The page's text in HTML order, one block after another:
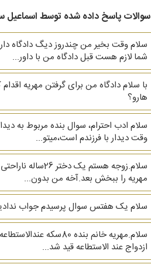
سوالات پاسخ داده شده توسط اسماعیل
سلام وقت بخیر من چندروز دیگ دادگاه
شما لازم هست قبل دادگاه من با داور...
هارو؟
سلام ادب احترام، سوال بنده مربوط به
وقت دیدار با فرزندم است،میتو...
مهریه را ببخش بعد.آخه من بدون...
سلام یک هفتس سوال پرسیدم جواب
ازدواج عند الاستطاعه قید شد...